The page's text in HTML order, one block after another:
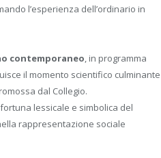
l’esperienza dell’ordinario in
contemporaneo, in programma
il momento scientifico culminante
dal Collegio.
lessicale e simbolica del
rappresentazione sociale